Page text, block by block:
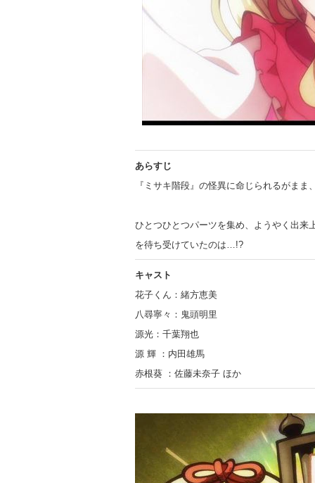
あらすじ
『ミサキ階段』の怪異に命じられるがま
ひとつひとつパーツを集め、ようやく出来
を待ち受けていたのは…!?
キャスト
花子くん：緒方恵美
八尋寧々：鬼頭明里
源光：千葉翔也
源 輝 ：内田雄馬
赤根葵 ：佐藤未奈子 ほか